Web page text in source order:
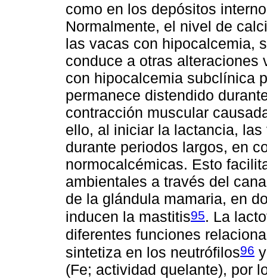
como en los depósitos
Normalmente, el nivel de
las vacas con hipocalcemia,
conduce a otras
con hipocalcemia subclínica
permanece distendido
contracción muscular
ello, al iniciar la lactancia,
durante periodos largos, en
normocalcémicas. Esto
ambientales a través del
de la glándula mamaria, en
inducen la mastitis95. La
diferentes funciones
sintetiza en los neutrófilos96
(Fe; actividad quelante), por